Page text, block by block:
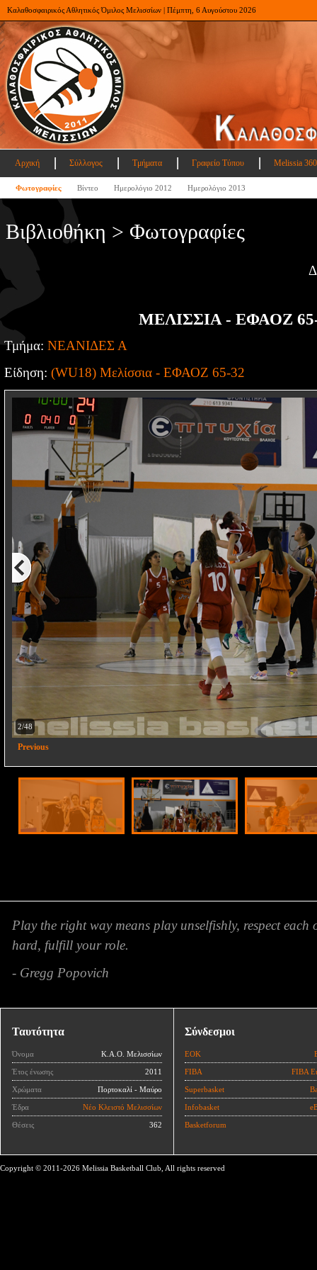
Καλαθοσφαιρικός Αθλητικός Όμιλος Μελισσίων | Πέμπτη, 6 Αυγούστου 2026
Αρχική Σύλλογος Τμήματα Γραφείο Τύπου Melissia
Φωτογραφίες Βίντεο Ημερολόγιο 2012 Ημερολόγιο 2013
Βιβλιοθήκη > Φωτογραφίες
ΜΕΛΙΣΣΙΑ - ΕΦΑΟΖ
Τμήμα: ΝΕΑΝΙΔΕΣ Α
Είδηση: (WU18) Μελίσσια - ΕΦΑΟΖ 65-32
2/48
Previous
Play the right way means play unselfishly, respect each
hard, fulfill your role.
- Gregg Popovich
Ταυτότητα
Όνομα Κ.Α.Ο. Μελισσίων
Έτος ένωσης 2011
Χρώματα Πορτοκαλί - Μαύρο
Έδρα Νέο Κλειστό Μελισσίων
Θέσεις 362
Σύνδεσμοι
ΕΟΚ
FIBA FIBA
Superbasket
Infobasket
Basketforum
Copyright © 2011-2026 Melissia Basketball Club, All rights reserved